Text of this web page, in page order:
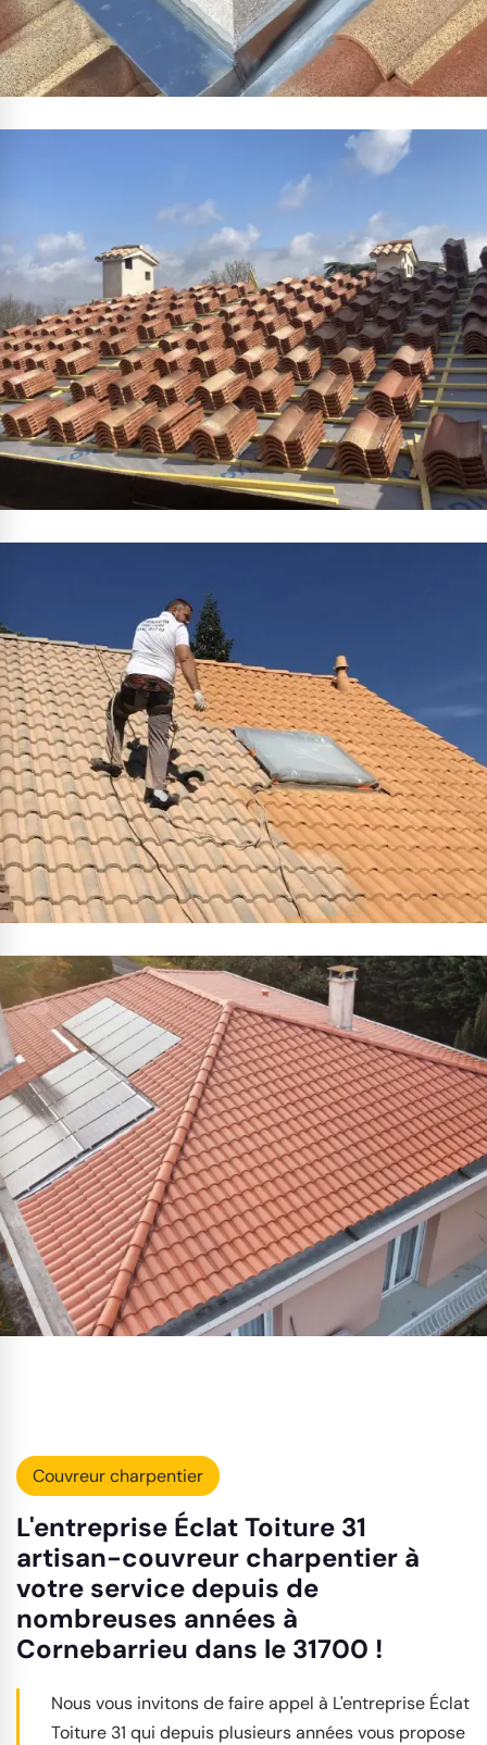
Couvreur charpentier
L'entreprise Éclat Toiture 31
artisan-couvreur charpentier à
votre service depuis de
nombreuses années à
Cornebarrieu dans le 31700 !
Nous vous invitons de faire appel à L'entreprise Éclat
Toiture 31 qui depuis plusieurs années vous propose